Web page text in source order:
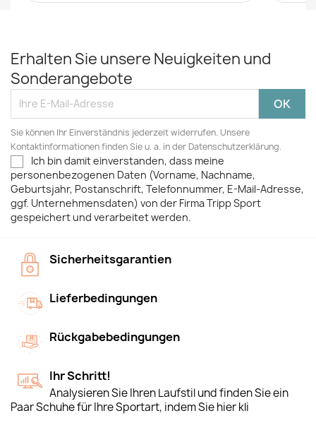
Erhalten Sie unsere Neuigkeiten und
Sonderangebote
Sie können Ihr Einverständnis jederzeit widerrufen. Unsere
Kontaktinformationen finden Sie u. a. in der Datenschutzerklärung.
Ich bin damit einverstanden, dass meine
personenbezogenen Daten (Vorname, Nachname,
Geburtsjahr, Postanschrift, Telefonnummer, E-Mail-Adresse,
ggf. Unternehmensdaten) von der Firma Tripp Sport
gespeichert und verarbeitet werden.
Sicherheitsgarantien
Lieferbedingungen
Rückgabebedingungen
Ihr Schritt!
Analysieren Sie Ihren Laufstil und finden Sie ein
Paar Schuhe für Ihre Sportart, indem Sie hier kli